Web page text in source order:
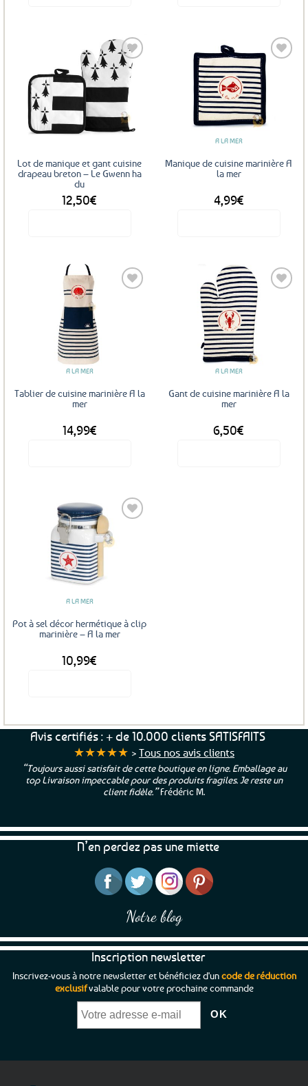
Ajouter
aux
favoris
Lot de manique et gant cuisine
drapeau breton – Le Gwenn ha
du
12,50€
A LA MER
Manique de cuisine marinière A
la mer
4,99€
A LA MER
Tablier de cuisine marinière A la
mer
14,99€
A LA MER
Gant de cuisine marinière A la
mer
6,50€
A LA MER
Pot à sel décor hermétique à clip
marinière – A la mer
10,99€
Avis certifiés : + de 10.000 clients SATISFAITS
★★★★★ > Tous nos avis clients
“Toujours aussi satisfait de cette boutique en ligne. Emballage au
top Livraison impeccable pour des produits fragiles. Je reste un
client fidèle.”Frédéric M.
N’en perdez pas une miette
Notre blog
Inscription newsletter
Inscrivez-vous à notre newsletter et bénéficiez d'uncode de réduction
exclusifvalable pour votre prochaine commande